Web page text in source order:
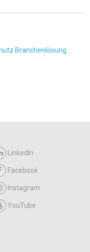
Branchenlösung
LinkedIn
Facebook
Instagram
YouTube